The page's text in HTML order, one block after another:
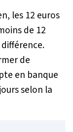
les 12 euros
de 12
de
en banque
selon la